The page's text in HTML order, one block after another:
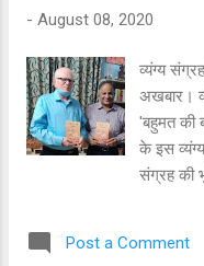
शुक्रवार
बाड़मेर
उन्होंने
इस संयुक्त
और
जा रहा
उत्पादन
- August 08, 2020
व्यंग्य
अखबार।
'बहुमत की
के इस
संग्रह की
प्रकाशन
Post a Comment